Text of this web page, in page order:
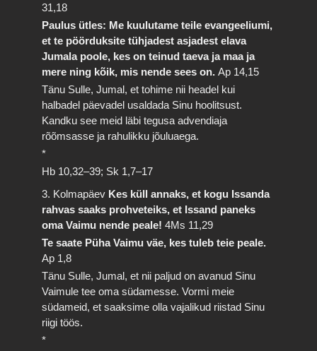
31,18
Paulus ütles: Me kuulutame teile evangeeliumi,
et te pöörduksite tühjadest asjadest elava
Jumala poole, kes on teinud taeva ja maa ja
mere ning kõik, mis nende sees on.Ap 14,15
Tänu Sulle, Jumal, et tohime nii headel kui
halbadel päevadel usaldada Sinu hoolitsust.
Kandku see meid läbi tegusa advendiaja
rõõmsasse ja rahulikku jõuluaega.
*
Hb 10,32–39; Sk 1,7–17
3. Kolmapäev Kes küll annaks, et kogu Issanda
rahvas saaks prohveteiks, et Issand paneks
oma Vaimu nende peale!4Ms 11,29
Te saate Püha Vaimu väe, kes tuleb teie peale.
Ap 1,8
Tänu Sulle, Jumal, et nii paljud on avanud Sinu
Vaimule tee oma südamesse. Vormi meie
südameid, et saaksime olla vajalikud riistad Sinu
riigi töös.
*